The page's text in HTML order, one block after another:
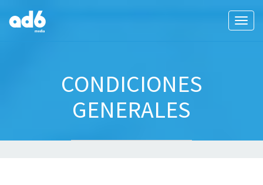
CONDICIONES
GENERALES